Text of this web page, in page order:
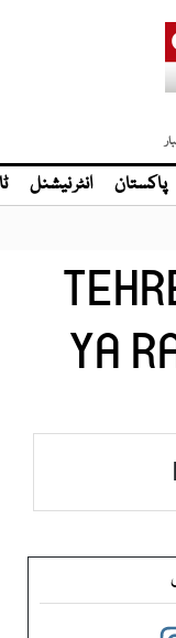
پاکستان انٹر نیشنل
YA